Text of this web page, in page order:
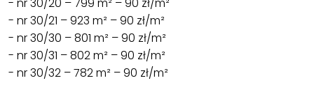
- nr 30/20 – 799 m² – 90 zł/m²
- nr 30/21 – 923 m² – 90 zł/m²
- nr 30/30 – 801 m² – 90 zł/m²
- nr 30/31 – 802 m² – 90 zł/m²
- nr 30/32 – 782 m² – 90 zł/m²